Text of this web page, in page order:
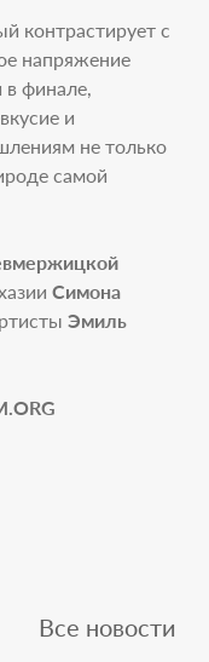
контрастирует с
напряжение
в финале,
и
не только
самой
Симона
Эмиль
Все новости